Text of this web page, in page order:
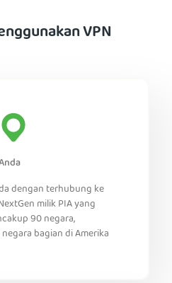
VPN
dengan terhubung ke
milik PIA yang
90 negara,
bagian di Amerika